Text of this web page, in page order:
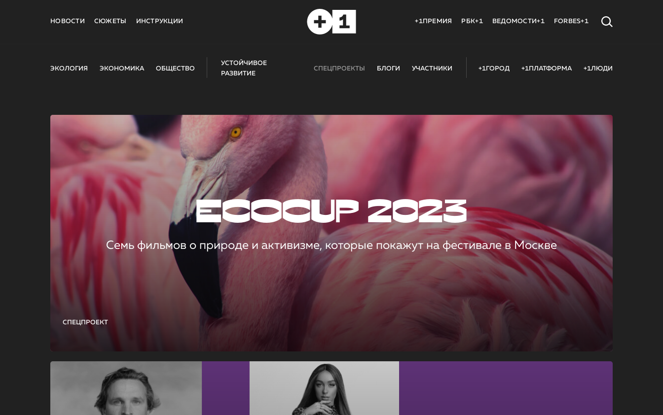
НОВОСТИ СЮЖЕТЫ ИНСТРУКЦИИ +1ПРЕМИЯ РБК+1 ВЕДОМОСТИ+1 FORBES+1
ЭКОЛОГИЯ ЭКОНОМИКА ОБЩЕСТВО
УСТОЙЧИВОЕ
РАЗВИТИЕ
СПЕЦПРОЕКТЫ БЛОГИ УЧАСТНИКИ +1ГОРОД +1ПЛАТФОРМА +1ЛЮДИ
СПЕЦПРОЕКТ
ECOCUP 2023
Семь фильмов о природе и активизме, которые покажут на фестивале в Москве